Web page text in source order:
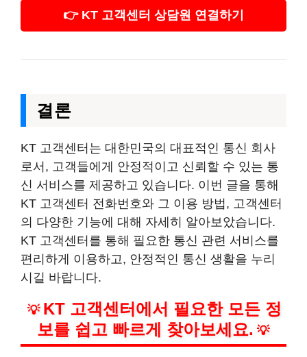
👉 KT 고객센터 상담원 연결하기
결론
KT 고객센터는 대한민국의 대표적인 통신 회사
로서, 고객들에게 안정적이고 신뢰할 수 있는 통
신 서비스를 제공하고 있습니다. 이번 글을 통해
KT 고객센터 전화번호와 그 이용 방법, 고객센터
의 다양한 기능에 대해 자세히 알아보았습니다.
KT 고객센터를 통해 필요한 통신 관련 서비스를
편리하게 이용하고, 안정적인 통신 생활을 누리
시길 바랍니다.
💡 KT 고객센터에서 필요한 모든 정
보를 쉽고 빠르게 찾아보세요. 💡